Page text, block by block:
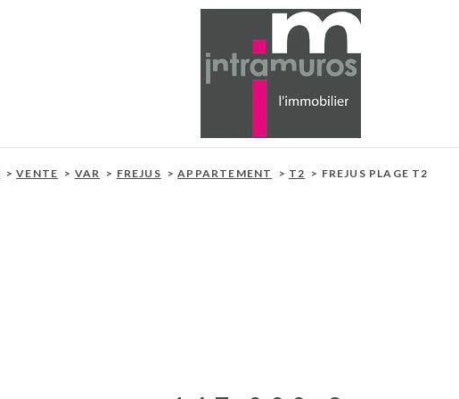
VENTE VAR FREJUS APPARTEMENT T2 FREJUS PLAGE T2